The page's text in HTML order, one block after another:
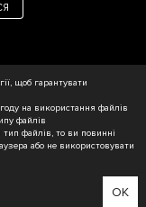
захищені
щоб гарантувати
на використання файлів
файлів
файлів, то ви повинні
або не використовувати
OK